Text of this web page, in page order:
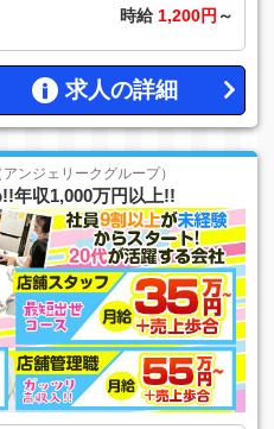
時給 1,200円 ～
求人の詳細
ンジェリークグループ）
年収1,000万円以上!!